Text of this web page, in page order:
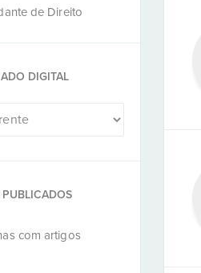
de Direito
DIGITAL
com artigos